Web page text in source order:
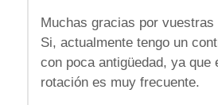
Muchas gracias por
Si, actualmente tengo un
con poca antigüedad, ya que
rotación es muy frecuente.